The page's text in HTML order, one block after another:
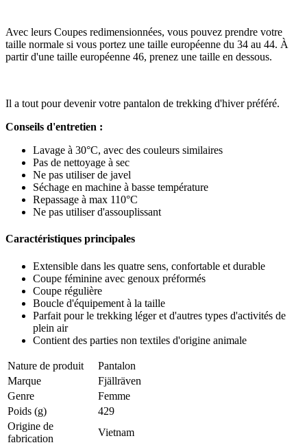
Avec leurs Coupes redimensionnées, vous pouvez prendre votre
taille normale si vous portez une taille européenne du 34 au 44. À
partir d'une taille européenne 46, prenez une taille en dessous.
Il a tout pour devenir votre pantalon de trekking d'hiver préféré.
Conseils d'entretien :
Lavage à 30°C, avec des couleurs similaires
Pas de nettoyage à sec
Ne pas utiliser de javel
Séchage en machine à basse température
Repassage à max 110°C
Ne pas utiliser d'assouplissant
Caractéristiques principales
Extensible dans les quatre sens, confortable et durable
Coupe féminine avec genoux préformés
Coupe régulière
Boucle d'équipement à la taille
Parfait pour le trekking léger et d'autres types d'activités de
plein air
Contient des parties non textiles d'origine animale
Nature de produit
Pantalon
Marque
Fjällräven
Genre
Femme
Poids (g)
429
Origine de
fabrication
Vietnam